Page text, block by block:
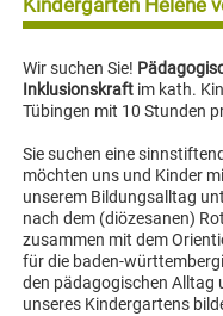
Kindergarten Helene
Wir suchen Sie!
Inklusionskraft im kath.
Tübingen mit 10 Stunden
Sie suchen eine
möchten uns und Kinder
unserem Bildungsalltag
nach dem (diözesanen)
zusammen mit dem
für die baden-
den pädagogischen Alltag
unseres Kindergartens